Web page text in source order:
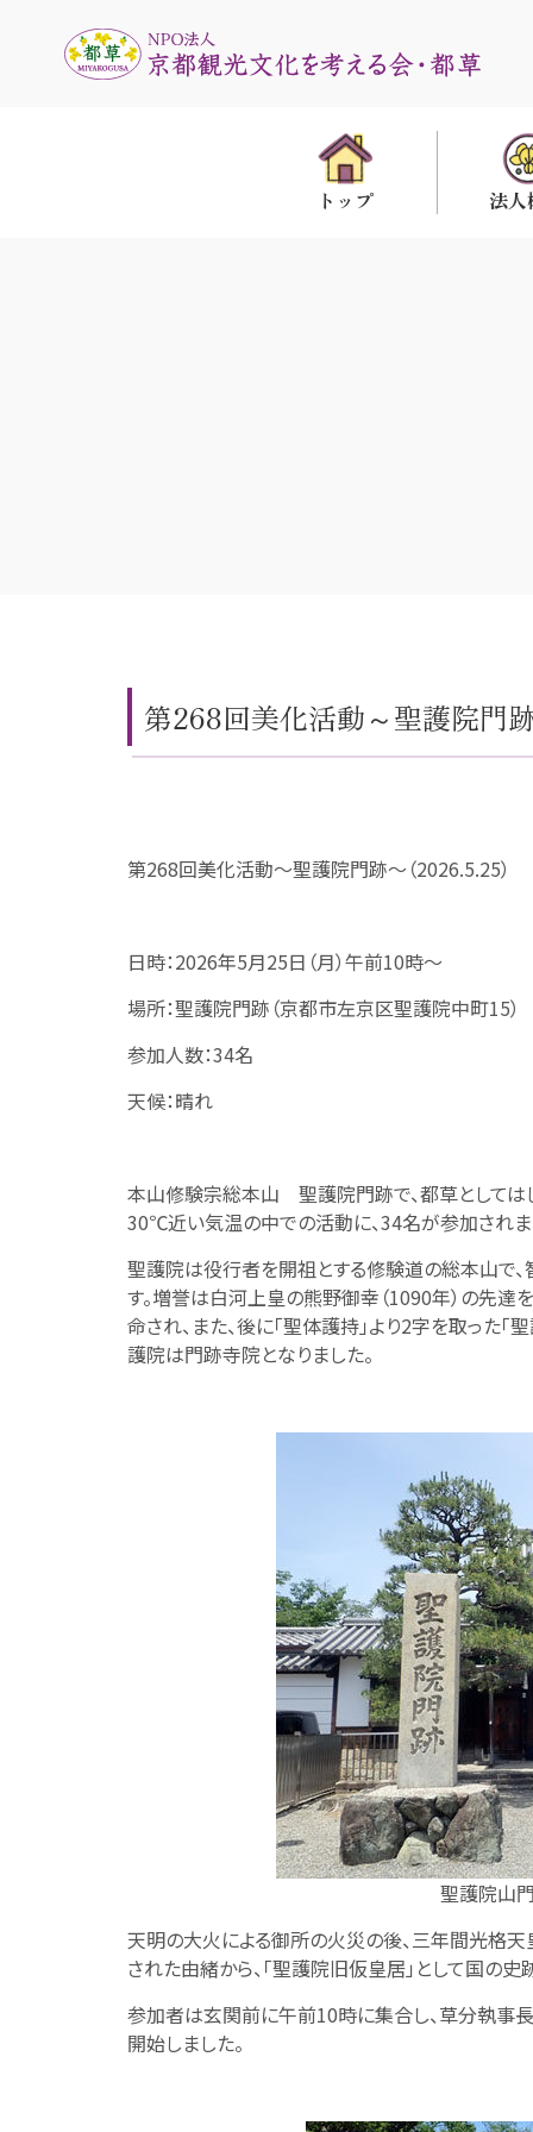
トップ 法
第268回美化活動～聖護院門
第268回美化活動～聖護院門跡～（2026.5.25）
日時：2026年5月25日（月）午前10時～
場所：聖護院門跡（京都市左京区聖護院中町15）
参加人数：34名
天候：晴れ
本山修験宗総本山 聖護院門跡で、都草としては
30℃近い気温の中での活動に、34名が参加されま
聖護院は役行者を開祖とする修験道の総本山で
す。増誉は白河上皇の熊野御幸（1090年）の先達
命され、また、後に「聖体護持」より2字を取った
護院は門跡寺院となりました。
聖護院山
天明の大火による御所の火災の後、三年間光格
された由緒から、「聖護院旧仮皇居」として国の史
参加者は玄関前に午前10時に集合し、草分執事
開始しました。